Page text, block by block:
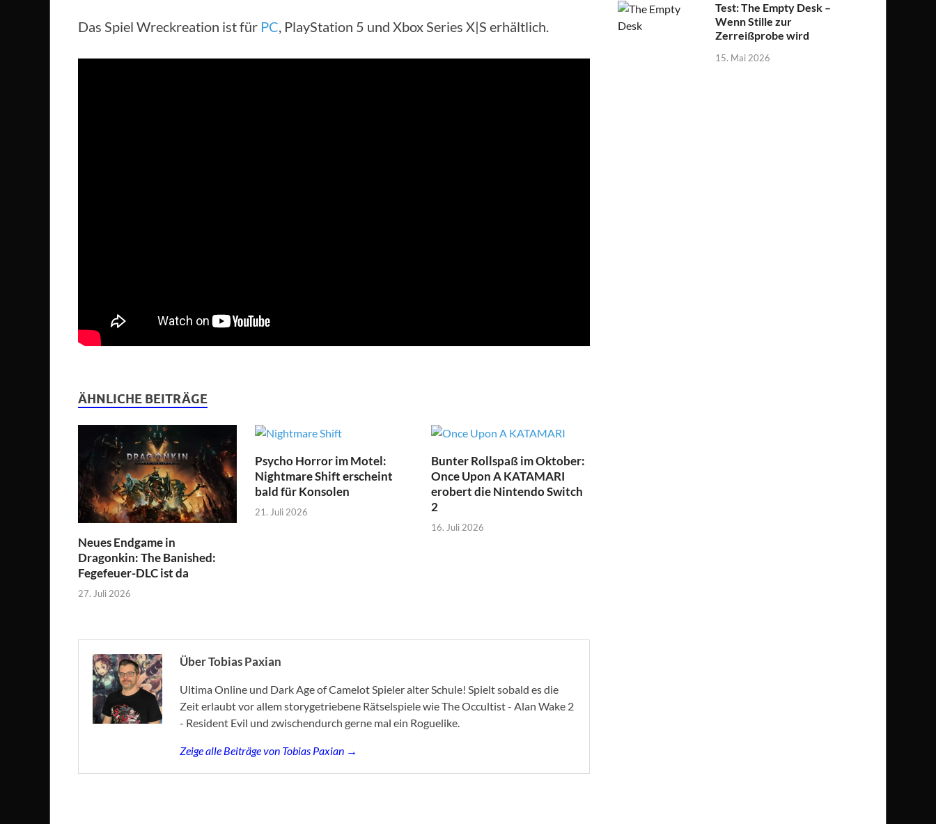
Das Spiel Wreckreation ist für PC, PlayStation 5 und Xbox Series X|S erhältlich.
ÄHNLICHE BEITRÄGE
Neues Endgame in
Dragonkin: The Banished:
Fegefeuer-DLC ist da
27. Juli 2026
Psycho Horror im Motel:
Nightmare Shift erscheint
bald für Konsolen
21. Juli 2026
Bunter Rollspaß im Oktober:
Once Upon A KATAMARI
erobert die Nintendo Switch
2
16. Juli 2026
Über Tobias Paxian
Ultima Online und Dark Age of Camelot Spieler alter Schule! Spielt sobald es die
Zeit erlaubt vor allem storygetriebene Rätselspiele wie The Occultist - Alan Wake 2
- Resident Evil und zwischendurch gerne mal ein Roguelike.
Zeige alle Beiträge von Tobias Paxian →
Test: The Empty Desk –
Wenn Stille zur
Zerreißprobe wird
15. Mai 2026